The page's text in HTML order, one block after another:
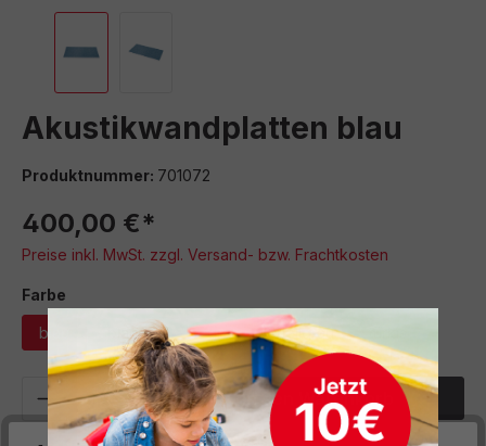
Akustikwandplatten blau
Produktnummer: 701072
400,00 €*
Preise inkl. MwSt. zzgl. Versand- bzw. Frachtkosten
Farbe
blau blaugrau grau hellgrau
Produkt Anzahl: Gib den
In den Warenkorb